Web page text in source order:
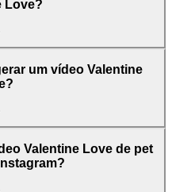
Love?
um vídeo Valentine
Valentine Love de pet